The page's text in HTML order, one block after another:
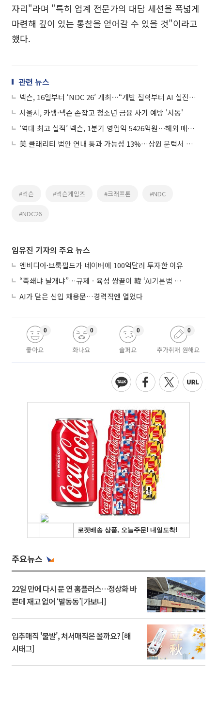
자리"라며 "특히 업계 전문가의 대담 세션을 폭넓게
마련해 깊이 있는 통찰을 얻어갈 수 있을 것"이라고
했다.
관련 뉴스
넥슨, 16일부터 ‘NDC 26’ 개최⋯“개발 철학부터 AI 실전 노하우까지 공유”
서울시, 카뱅·넥슨 손잡고 청소년 금융 사기 예방 '시동'
‘역대 최고 실적’ 넥슨, 1분기 영업익 5426억원⋯해외 매출도 역대 최대
美 클래리티 법안 연내 통과 가능성 13%…상원 문턱서 제동
#넥슨 #넥슨게임즈 #크래프톤 #NDC
#NDC26
임유진 기자의 주요 뉴스
엔비디아·브룩필드가 네이버에 100억달러 투자한 이유
“족쇄냐 날개냐”…규제ㆍ육성 쌍끌이 韓 ‘AI기본법 개정안’ 오늘 시행
AI가 닫은 신입 채용문…경력직엔 열었다
좋아요
0
화나요
0
슬퍼요
0
추가취재 원해요
0
주요뉴스
22일 만에 다시 문 연 홈플러스…정상화 바
쁜데 재고 없어 ‘발동동’[가보니]
입추매직 '불발', 처서매직은 올까요? [해
시태그]